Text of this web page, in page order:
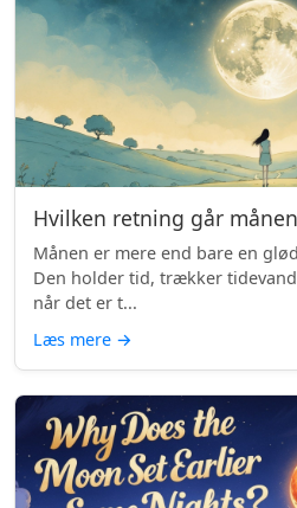
Hvilken retning går
Månen er mere end bare en
Den holder tid, trækker
når det er t...
Læs mere →